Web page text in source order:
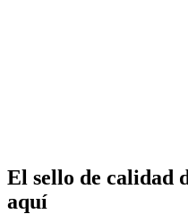
El sello de calidad
aquí